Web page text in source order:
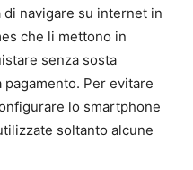
navigare su internet in
che li mettono in
senza sosta
Per evitare
lo smartphone
soltanto alcune